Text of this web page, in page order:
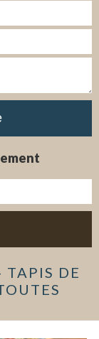
TAPIS DE